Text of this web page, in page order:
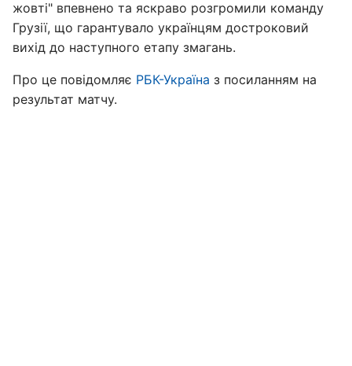
жовті" впевнено та яскраво розгромили команду
Грузії, що гарантувало українцям достроковий
вихід до наступного етапу змагань.
Про це повідомляє РБК-Україна з посиланням на
результат матчу.